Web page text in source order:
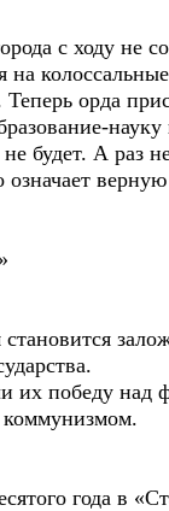
с ходу не
на
Теперь орда
будет. А раз
означает
становится
их победу над
года в